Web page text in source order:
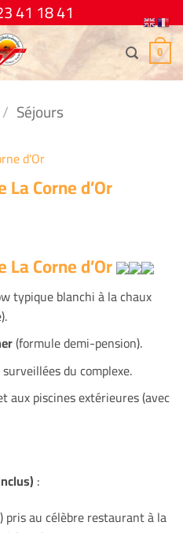
41 18 41
0
/ Séjours
Corne d’Or
Corne d’Or
typique blanchi à la chaux
(formule demi-pension).
surveillées du complexe.
aux piscines extérieures (avec
:
pris au célèbre restaurant à la